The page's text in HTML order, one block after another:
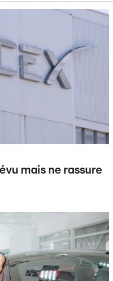
mais ne rassure